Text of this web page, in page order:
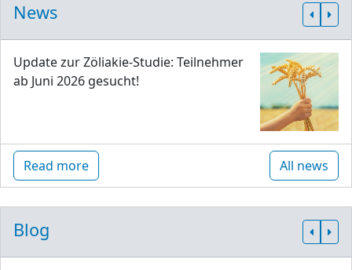
News
Update zur Zöliakie-Studie: Teilnehmer
ab Juni 2026 gesucht!
Read more All news
Blog